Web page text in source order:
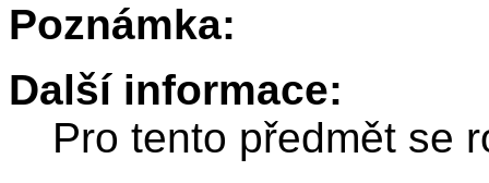
Poznámka:
Další informace:
Pro tento předmět se